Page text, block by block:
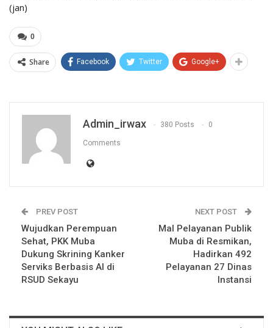
(jan)
0
Share Facebook Twitter Google+
Admin_irwax 380 Posts 0
Comments
PREV POST
Wujudkan Perempuan
Sehat, PKK Muba
Dukung Skrining Kanker
Serviks Berbasis AI di
RSUD Sekayu
NEXT POST
Mal Pelayanan Publik
Muba di Resmikan,
Hadirkan 492
Pelayanan 27 Dinas
Instansi